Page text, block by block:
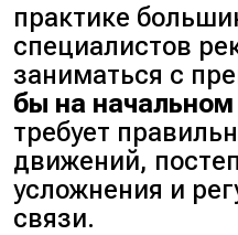
практике
специалистов
заниматься с
бы на начальном
требует
движений,
усложнения и
связи.